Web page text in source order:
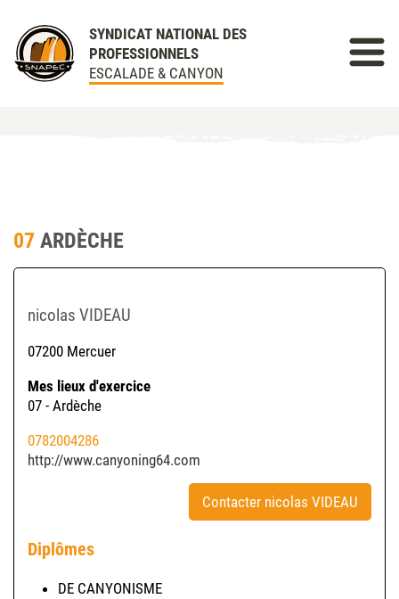
SYNDICAT NATIONAL DES
PROFESSIONNELS
ESCALADE & CANYON
07 ARDÈCHE
nicolas VIDEAU
07200 Mercuer
Mes lieux d'exercice
07 - Ardèche
0782004286
http://www.canyoning64.com
Contacter nicolas VIDEAU
Diplômes
DE CANYONISME